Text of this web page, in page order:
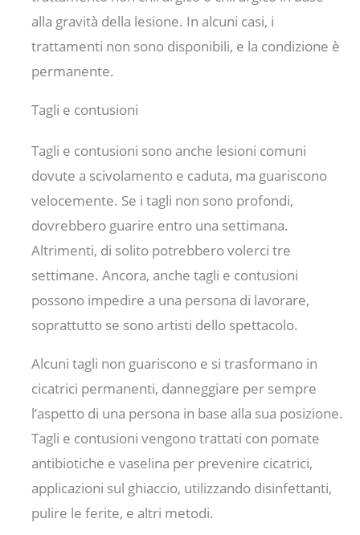
alla gravità della lesione. In alcuni casi, i
trattamenti non sono disponibili, e la condizione è
permanente.
Tagli e contusioni
Tagli e contusioni sono anche lesioni comuni
dovute a scivolamento e caduta, ma guariscono
velocemente. Se i tagli non sono profondi,
dovrebbero guarire entro una settimana.
Altrimenti, di solito potrebbero volerci tre
settimane. Ancora, anche tagli e contusioni
possono impedire a una persona di lavorare,
soprattutto se sono artisti dello spettacolo.
Alcuni tagli non guariscono e si trasformano in
cicatrici permanenti, danneggiare per sempre
l’aspetto di una persona in base alla sua posizione.
Tagli e contusioni vengono trattati con pomate
antibiotiche e vaselina per prevenire cicatrici,
applicazioni sul ghiaccio, utilizzando disinfettanti,
pulire le ferite, e altri metodi.